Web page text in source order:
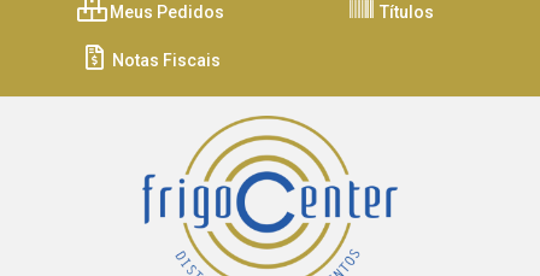
Meus Pedidos Títulos
Notas Fiscais